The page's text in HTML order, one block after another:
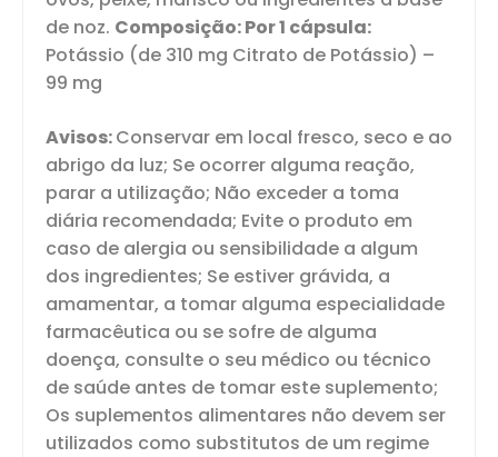
de noz. Composição: Por 1 cápsula:
Potássio (de 310 mg Citrato de Potássio) –
99 mg
Avisos:Conservar em local fresco, seco e ao
abrigo da luz; Se ocorrer alguma reação,
parar a utilização; Não exceder a toma
diária recomendada; Evite o produto em
caso de alergia ou sensibilidade a algum
dos ingredientes; Se estiver grávida, a
amamentar, a tomar alguma especialidade
farmacêutica ou se sofre de alguma
doença, consulte o seu médico ou técnico
de saúde antes de tomar este suplemento;
Os suplementos alimentares não devem ser
utilizados como substitutos de um regime